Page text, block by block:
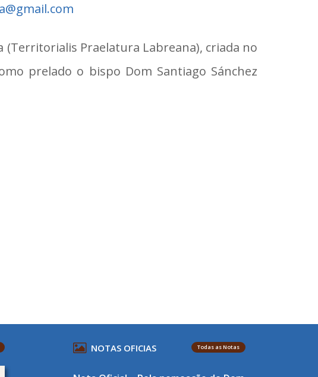
(Territorialis Praelatura Labreana), criada no
prelado o bispo Dom Santiago Sánchez
NOTAS OFICIAS Todas as Notas